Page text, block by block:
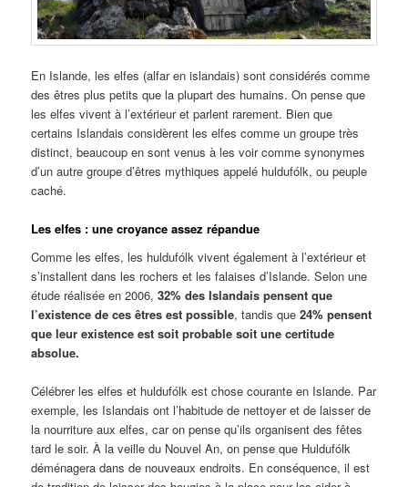
En Islande, les elfes (alfar en islandais) sont considérés comme
des êtres plus petits que la plupart des humains. On pense que
les elfes vivent à l’extérieur et parlent rarement. Bien que
certains Islandais considèrent les elfes comme un groupe très
distinct, beaucoup en sont venus à les voir comme synonymes
d’un autre groupe d’êtres mythiques appelé huldufólk, ou peuple
caché.
Les elfes : une croyance assez répandue
Comme les elfes, les huldufólk vivent également à l’extérieur et
s’installent dans les rochers et les falaises d’Islande. Selon une
étude réalisée en 2006,32% des Islandais pensent que
l’existence de ces êtres est possible, tandis que24% pensent
que leur existence est soit probable soit une certitude
absolue.
Célébrer les elfes et huldufólk est chose courante en Islande. Par
exemple, les Islandais ont l’habitude de nettoyer et de laisser de
la nourriture aux elfes, car on pense qu’ils organisent des fêtes
tard le soir. À la veille du Nouvel An, on pense que Huldufólk
déménagera dans de nouveaux endroits. En conséquence, il est